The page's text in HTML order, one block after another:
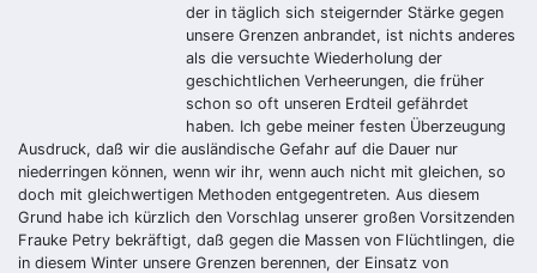
der in täglich sich steigernder Stärke gegen
unsere Grenzen anbrandet, ist nichts anderes
als die versuchte Wiederholung der
geschichtlichen Verheerungen, die früher
schon so oft unseren Erdteil gefährdet
haben. Ich gebe meiner festen Überzeugung
Ausdruck, daß wir die ausländische Gefahr auf die Dauer nur
niederringen können, wenn wir ihr, wenn auch nicht mit gleichen, so
doch mit gleichwertigen Methoden entgegentreten. Aus diesem
Grund habe ich kürzlich den Vorschlag unserer großen Vorsitzenden
Frauke Petry bekräftigt, daß gegen die Massen von Flüchtlingen, die
in diesem Winter unsere Grenzen berennen, der Einsatz von